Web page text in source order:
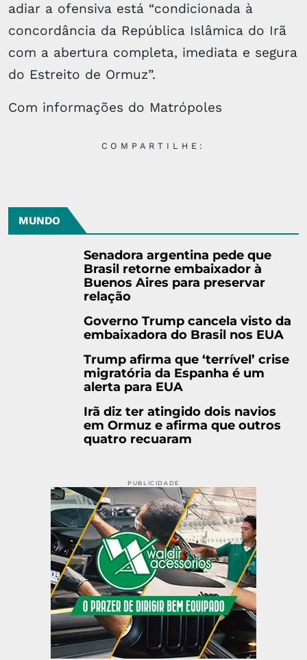
adiar a ofensiva está “condicionada à
concordância da República Islâmica do Irã
com a abertura completa, imediata e segura
do Estreito de Ormuz”.
Com informações do Matrópoles
COMPARTILHE:
MUNDO
Senadora argentina pede que
Brasil retorne embaixador à
Buenos Aires para preservar
relação
Governo Trump cancela visto da
embaixadora do Brasil nos EUA
Trump afirma que ‘terrível’ crise
migratória da Espanha é um
alerta para EUA
Irã diz ter atingido dois navios
em Ormuz e afirma que outros
quatro recuaram
PUBLICIDADE